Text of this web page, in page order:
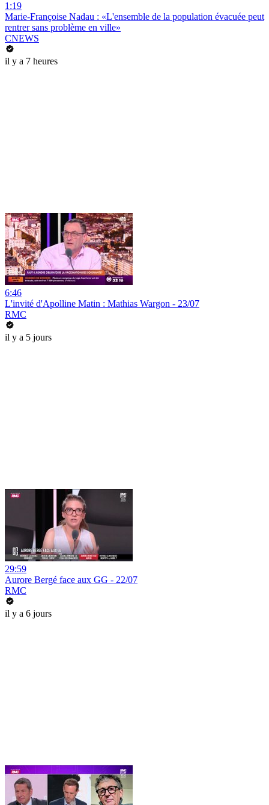
1:19
Marie-Françoise Nadau : «L'ensemble de la population évacuée peut
rentrer sans problème en ville»
CNEWS
il y a 7 heures
6:46
L'invité d'Apolline Matin : Mathias Wargon - 23/07
RMC
il y a 5 jours
29:59
Aurore Bergé face aux GG - 22/07
RMC
il y a 6 jours